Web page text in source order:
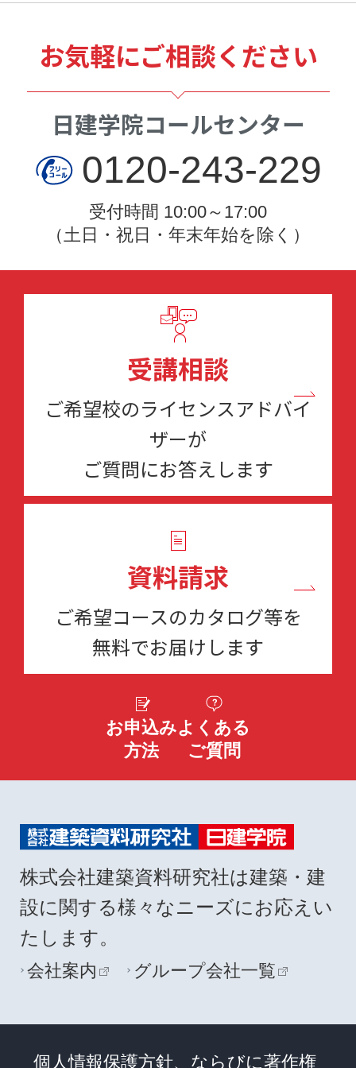
お気軽にご相談ください
日建学院コールセンター
0120-243-229
受付時間 10:00～17:00
（土日・祝日・年末年始を除く）
受講相談
ご希望校のライセンスアドバイ
ザーが
ご質問にお答えします
資料請求
ご希望コースのカタログ等を
無料でお届けします
お申込み
方法
よくある
ご質問
株式会社建築資料研究社は建築・建
設に関する様々なニーズにお応えい
たします。
会社案内 グループ会社一覧
個人情報保護方針、ならびに著作権